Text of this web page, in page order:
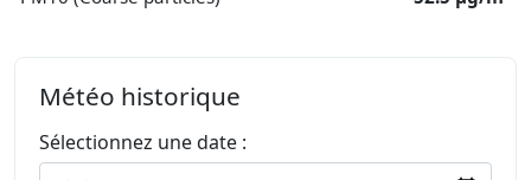
Météo historique
Sélectionnez une date :